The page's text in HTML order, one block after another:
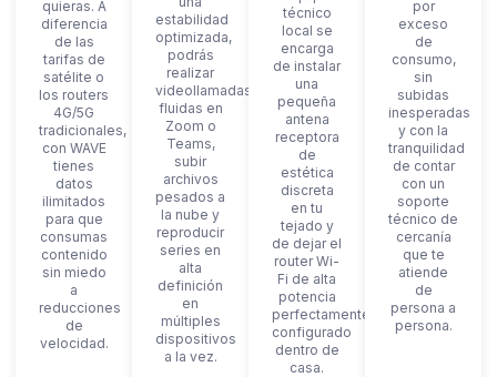
quieras. A
diferencia
de las
tarifas de
satélite o
los routers
4G/5G
tradicionales,
con WAVE
tienes
datos
ilimitados
para que
consumas
contenido
sin miedo
a
reducciones
de
velocidad.
estabilidad
optimizada,
podrás
realizar
videollamadas
fluidas en
Zoom o
Teams,
subir
archivos
pesados a
la nube y
reproducir
series en
alta
definición
en
múltiples
dispositivos
a la vez.
técnico
local se
encarga
de instalar
una
pequeña
antena
receptora
de
estética
discreta
en tu
tejado y
de dejar el
router Wi-
Fi de alta
potencia
perfectamente
configurado
dentro de
casa.
por
exceso
de
consumo,
sin
subidas
inesperadas
y con la
tranquilidad
de contar
con un
soporte
técnico de
cercanía
que te
atiende
de
persona a
persona.